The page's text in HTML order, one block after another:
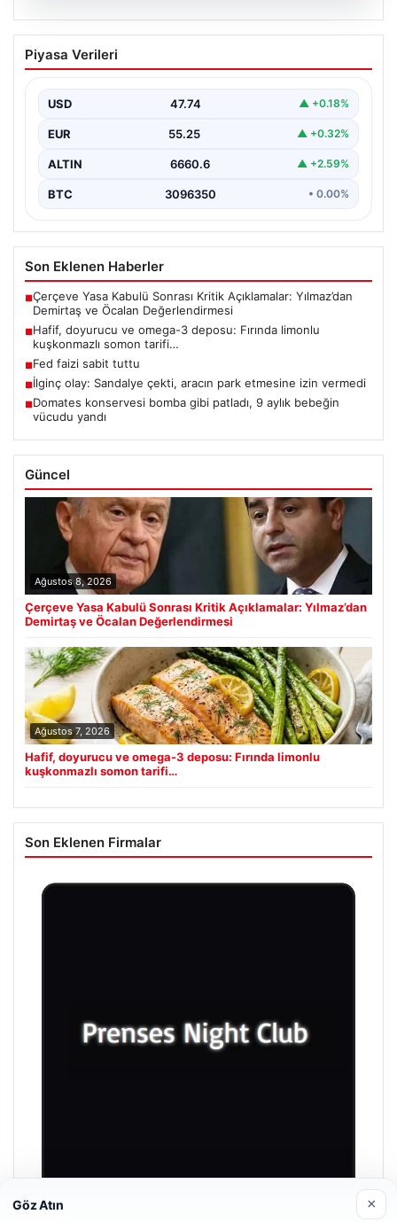
Hafif, doyurucu ve omega-3 deposu:
Fırında limonlu kuşkonmazlı somon
Piyasa Verileri
USD 47.74 ▲ +0.18%
EUR 55.25 ▲ +0.32%
ALTIN 6660.6 ▲ +2.59%
BTC 3096350 • 0.00%
Son Eklenen Haberler
■Çerçeve Yasa Kabulü Sonrası Kritik Açıklamalar: Yılmaz’dan
Demirtaş ve Öcalan Değerlendirmesi
■Hafif, doyurucu ve omega-3 deposu: Fırında limonlu
kuşkonmazlı somon tarifi…
■Fed faizi sabit tuttu
■İlginç olay: Sandalye çekti, aracın park etmesine izin vermedi
■Domates konservesi bomba gibi patladı, 9 aylık bebeğin
vücudu yandı
Güncel
Ağustos 8, 2026
Çerçeve Yasa Kabulü Sonrası Kritik Açıklamalar: Yılmaz’dan
Demirtaş ve Öcalan Değerlendirmesi
Ağustos 7, 2026
Hafif, doyurucu ve omega-3 deposu: Fırında limonlu
kuşkonmazlı somon tarifi…
Son Eklenen Firmalar
Göz Atın ×